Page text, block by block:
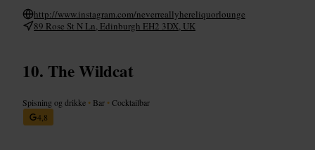
http://www.instagram.com/neverreallyhereliquorlounge
89 Rose St N Ln, Edinburgh EH2 3DX, UK
The Wildcat
Spisning og drikke • Bar •Cocktailbar
4,8